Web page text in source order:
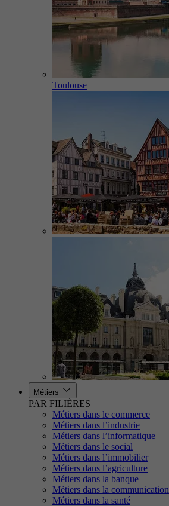
Toulouse
Métiers
PAR FILIÈRES
Métiers dans le commerce
Métiers dans l’industrie
Métiers dans l’informatique
Métiers dans le social
Métiers dans l’immobilier
Métiers dans l’agriculture
Métiers dans la banque
Métiers dans la communication
Métiers dans la santé